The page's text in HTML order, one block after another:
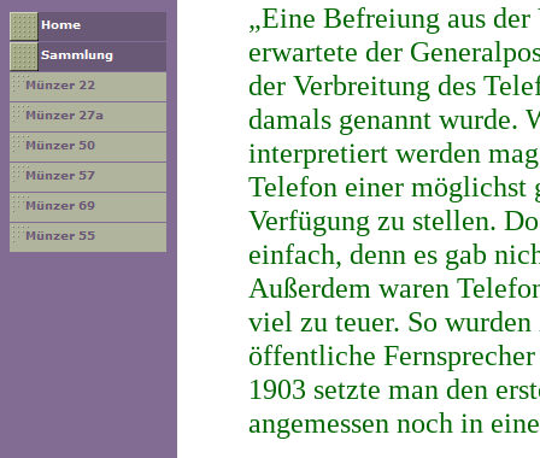
„Eine Befreiung aus
erwartete der
der Verbreitung des
damals genannt wurde.
interpretiert werden
Telefon einer möglichst
Verfügung zu stellen.
einfach, denn es gab
Außerdem waren
viel zu teuer. So
öffentliche
1903 setzte man den
angemessen noch in